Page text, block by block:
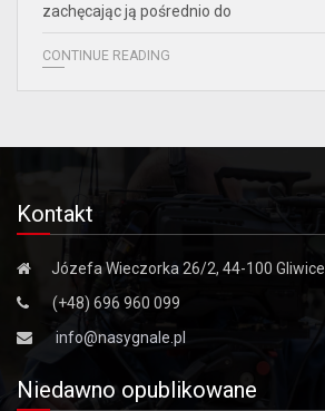
zachęcając ją pośrednio do
CONTINUE READING
Kontakt
Józefa Wieczorka 26/2, 44-100 Gliwice
(+48) 696 960 099
info@nasygnale.pl
Niedawno opublikowane